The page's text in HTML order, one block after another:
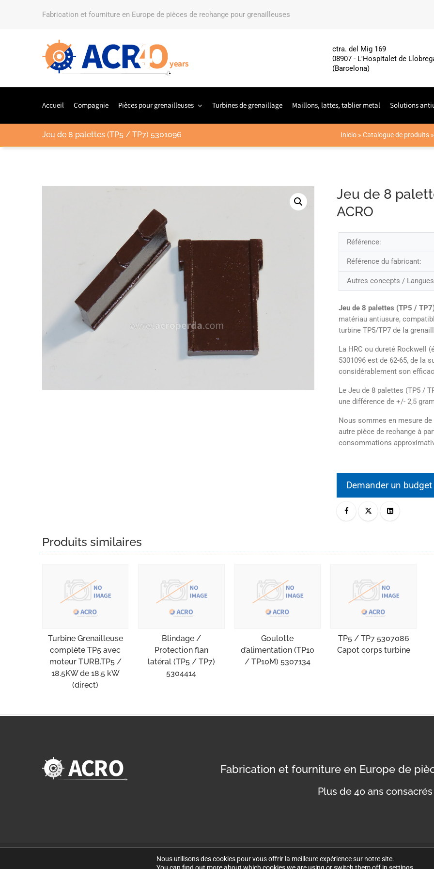
Fabrication et fourniture en Europe de pièces de rechange pour grenailleuses
ctra. del Mig 169
08907 - L'Hospitalet de
(Barcelona)
Accueil Compagnie Pièces pour grenailleuses Turbines de grenaillage Maillons, lattes, tablier metal Solutions
Jeu de 8 palettes (TP5 / TP7) 5301096 Inicio » Catalogue de produits »
Jeu de 8
ACRO
Référence:
Référence du fabricant:
Autres concepts /
Jeu de 8 palettes (TP5 /
matériau antiusure,
turbine TP5/TP7 de la
La HRC ou dureté Rockwell
5301096 est de 62-65, de la
considérablement son
Le Jeu de 8 palettes (TP5 /
une différence de +/- 2,5
Nous sommes en mesure
autre pièce de rechange à
consommations
Demander un budget
Produits similaires
Turbine Grenailleuse
complète TP5 avec
moteur TURB.TP5 /
18.5KW de 18,5 kW
(direct)
Blindage /
Protection flan
latéral (TP5 / TP7)
5304414
Goulotte
d’alimentation (TP10
/ TP10M) 5307134
TP5 / TP7 5307086
Capot corps turbine
Fabrication et fourniture en Europe de
Plus de 40 ans
. Disseny web per Bredax Politique de
Nous utilisons des cookies pour vous offrir la meilleure expérience sur notre site.